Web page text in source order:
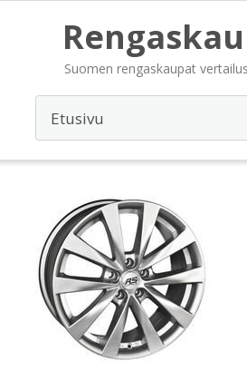
Suomen rengaskaupat